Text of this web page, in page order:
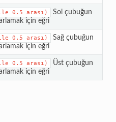
0.5 arası)
Sol çubuğun
için eğri
0.5 arası)
Sağ çubuğun
için eğri
0.5 arası)
Üst çubuğun
için eğri